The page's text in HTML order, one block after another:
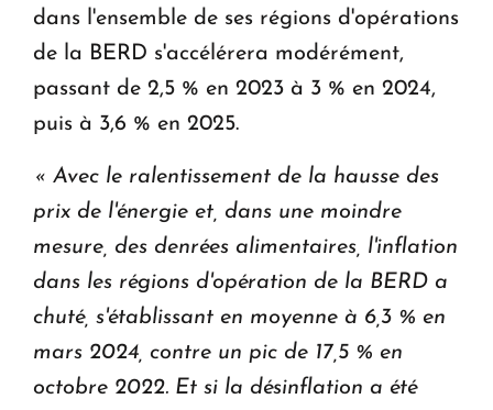
dans l'ensemble de ses régions d'opérations
de la BERD s'accélérera modérément,
passant de 2,5 % en 2023 à 3 % en 2024,
puis à 3,6 % en 2025.
« Avec le ralentissement de la hausse des
prix de l'énergie et, dans une moindre
mesure, des denrées alimentaires, l'inflation
dans les régions d'opération de la BERD a
chuté, s'établissant en moyenne à 6,3 % en
mars 2024, contre un pic de 17,5 % en
octobre 2022. Et si la désinflation a été